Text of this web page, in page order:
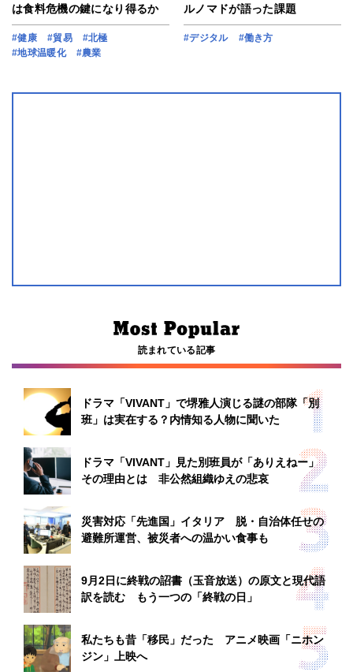
は食料危機の鍵になり得るか
#健康 #貿易
#北極
#地球温暖化
#農業
ルノマドが語った課題
#デジタル #働き方
読まれている記事
ドラマ「VIVANT」で堺雅人演じる謎の部隊「別
班」は実在する？内情知る人物に聞いた
ドラマ「VIVANT」見た別班員が「ありえねー」
その理由とは 非公然組織ゆえの悲哀
災害対応「先進国」イタリア 脱・自治体任せの
避難所運営、被災者への温かい食事も
9月2日に終戦の詔書（玉音放送）の原文と現代語
訳を読む もう一つの「終戦の日」
私たちも昔「移民」だった アニメ映画「ニホン
ジン」上映へ